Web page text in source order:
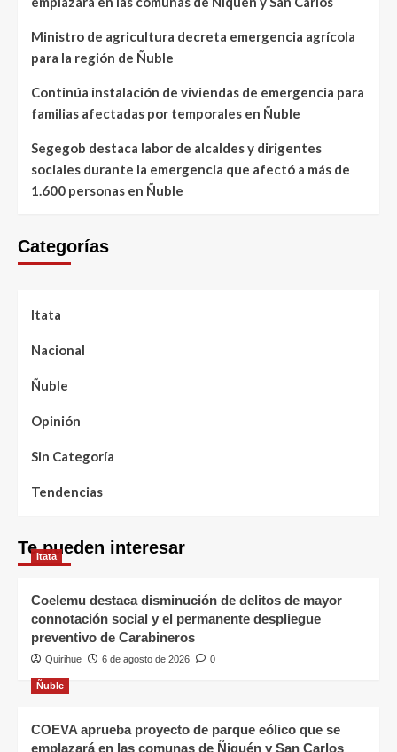
Ministro de agricultura decreta emergencia agrícola
para la región de Ñuble
Continúa instalación de viviendas de emergencia para
familias afectadas por temporales en Ñuble
Segegob destaca labor de alcaldes y dirigentes
sociales durante la emergencia que afectó a más de
1.600 personas en Ñuble
Categorías
Itata
Nacional
Ñuble
Opinión
Sin Categoría
Tendencias
Te pueden interesar
Itata
Coelemu destaca disminución de delitos de mayor
connotación social y el permanente despliegue
preventivo de Carabineros
Quirihue 6 de agosto de 2026 0
Ñuble
COEVA aprueba proyecto de parque eólico que se
emplazará en las comunas de Ñiquén y San Carlos